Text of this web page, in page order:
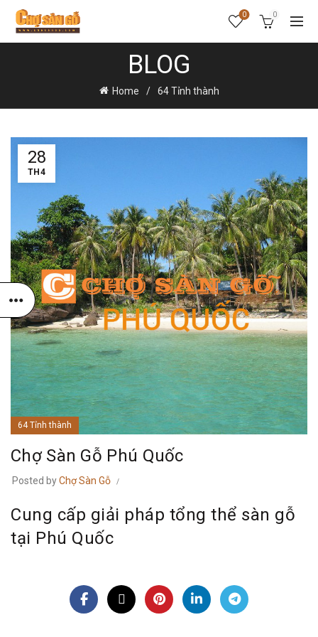
0 0
BLOG
Home 64 Tỉnh thành
28
TH4
64 Tỉnh thành
Chợ Sàn Gỗ Phú Quốc
Posted byChợ Sàn Gỗ
Cung cấp giải pháp tổng thể sàn gỗ
tại Phú Quốc